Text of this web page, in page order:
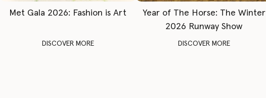
Met Gala 2026: Fashion is Art
DISCOVER MORE
Year of The Horse: The Winter
2026 Runway Show
DISCOVER MORE